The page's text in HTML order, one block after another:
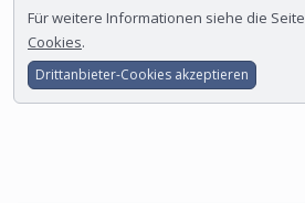
Für weitere Informationen siehe die Seite
Cookies.
Drittanbieter-Cookies akzeptieren